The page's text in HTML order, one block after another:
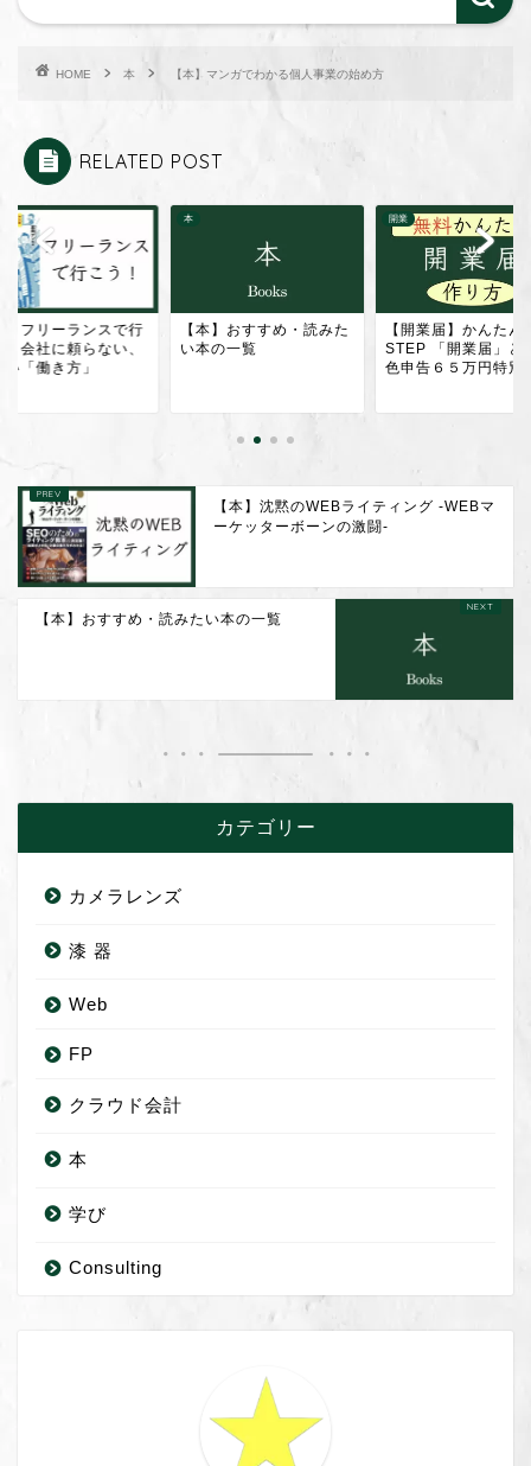
HOME 本 【本】マンガでわかる個人事業の始め方
RELATED POST
】おすすめ・読みた
の一覧
開業
【開業届】かんたん３
STEP 「開業届」と「青
Web
【本】沈黙のWEB
ィング -WEBマーケ
ーボーンの激闘-
【本】沈黙のWEBライティング -WEBマ
ーケッターボーンの激闘-
【本】おすすめ・読みたい本の一覧
カテゴリー
カメラレンズ
漆 器
Web
FP
クラウド会計
本
学び
Consulting